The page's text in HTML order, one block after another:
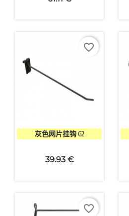
快速查看
灰色网片挂钩 G2
39.93 €
favorite_border
favorite_border